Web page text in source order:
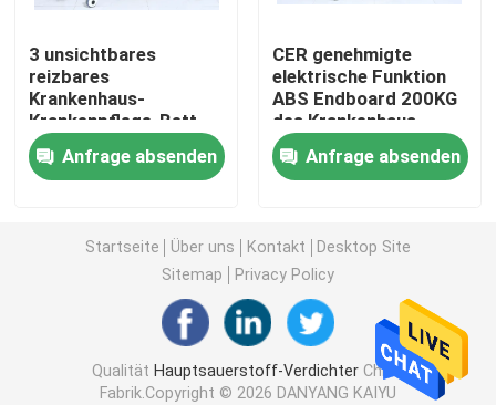
Tragbare Zerstäuber-Maschinen
Medizinischer Saugapparat
Hauptsauerstoff-Sättigungs-Monitor
Haushalts-Digital-Thermometer
Haushalts-Blutdruck-Monitor
3 unsichtbares
reizbares
Krankenhaus-
Krankenpflege-Bett
manuelles ABS 3 Last
CER Funktions-200KG
Anfrage absenden
CER genehmigte
elektrische Funktion
ABS Endboard 200KG
des Krankenhaus-
Krankenpflege-Bett-3
LastAnfrage absenden
Startseite Über uns Kontakt
Desktop Site
Sitemap
Privacy Policy
Qualität Hauptsauerstoff-Verdichter China
Fabrik.Copyright © 2026 DANYANG KAIYU